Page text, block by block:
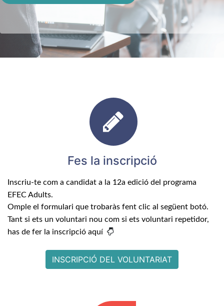
Fes la inscripció
Inscriu-te com a candidat a la 12a edició del programa
EFEC Adults.
Omple el formulari que trobaràs fent clic al següent botó.
Tant si ets un voluntari nou com si ets voluntari repetidor,
has de fer la inscripció aquí
INSCRIPCIÓ DEL VOLUNTARIAT